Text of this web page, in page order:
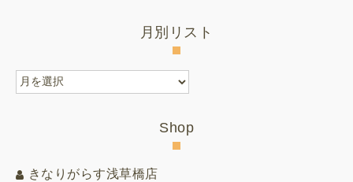
月別リスト
月
別
Shop
きなりがらす浅草橋店